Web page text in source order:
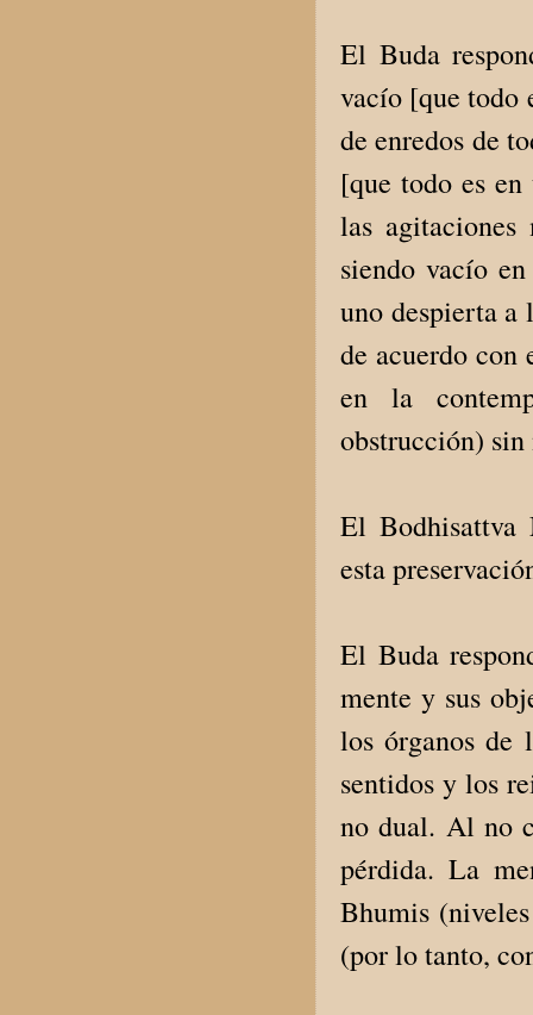
El Buda
vacío [que todo
de enredos de
[que todo es
las
siendo vacío
uno despierta
de acuerdo
en la
obstrucción)
El Bodhisattva
esta
El Buda
mente y sus
los órganos de
sentidos y los
no dual. Al no
pérdida. La
Bhumis
(por lo tanto,